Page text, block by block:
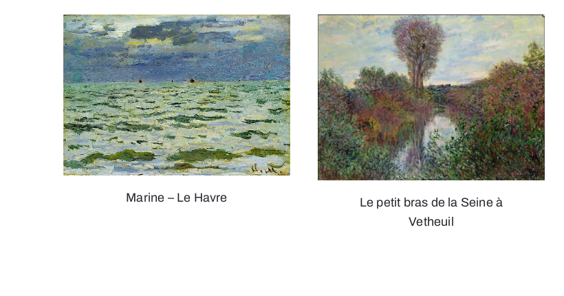
Marine – Le Havre
Le petit bras de la Seine à
Vetheuil